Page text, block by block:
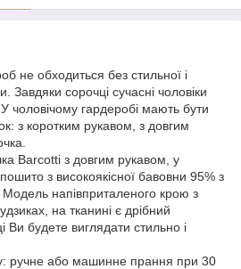
не обходиться без стильної і
Завдяки сорочці сучасні чоловіки
чоловічому гардеробі мають бути
з коротким рукавом, з довгим
Barcotti з довгим рукавом, у
з високоякісної бавовни 95% з
напівприталеного крою з
на тканині є дрібний
Ви будете виглядати стильно і
ручне або машинне прання при 30